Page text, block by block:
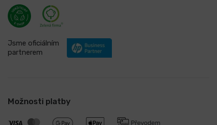
Jsme oficiálním
partnerem
Možnosti platby